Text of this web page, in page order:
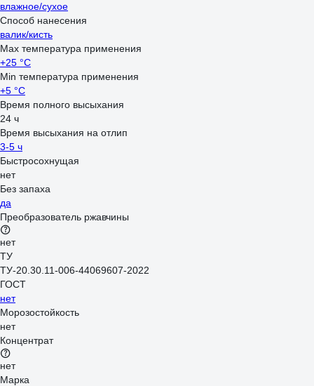
влажное/сухое
Способ нанесения
валик/кисть
Max температура применения
+25 °С
Min температура применения
+5 °С
Время полного высыхания
24 ч
Время высыхания на отлип
3-5 ч
Быстросохнущая
нет
Без запаха
да
Преобразователь ржавчины
нет
ТУ
ТУ-20.30.11-006-44069607-2022
ГОСТ
нет
Морозостойкость
нет
Концентрат
нет
Марка